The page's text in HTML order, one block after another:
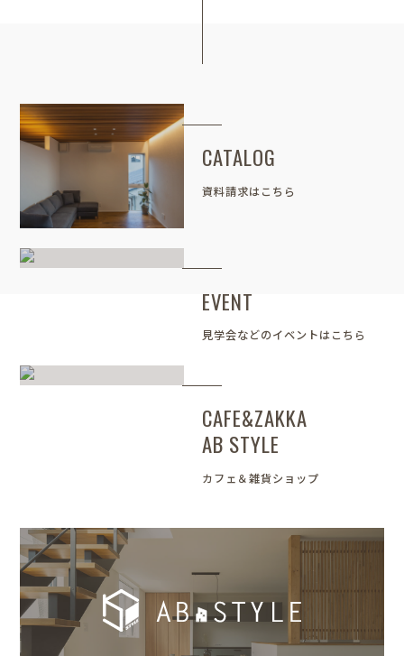
CATALOG
資料請求はこちら
EVENT
見学会などのイベントはこちら
CAFE&ZAKKA
AB STYLE
カフェ＆雑貨ショップ